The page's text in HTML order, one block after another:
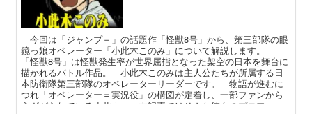
今回は「ジャンプ＋」の話題作「怪獣8号」から、第三部隊の眼
鏡っ娘オペレーター「小此木このみ」について解説します。
「怪獣8号」は怪獣発生率が世界屈指となった架空の日本を舞台に
描かれるバトル作品。 小此木このみは主人公たちが所属する日
本防衛隊第三部隊のオペレーターリーダーです。 物語が進むに
つれ「オペレーター＝実況役」の構図が定着し、一部ファンから
うざがられている小此木。 本記事ではそんな彼女のプロフィー